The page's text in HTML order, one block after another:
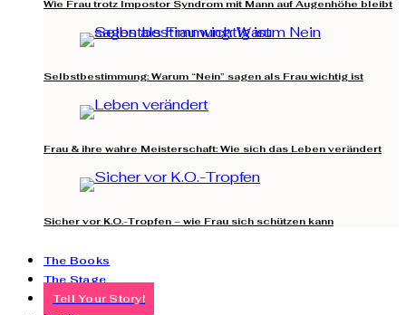
Wie Frau trotz Impostor Syndrom mit Mann auf Augenhöhe bleibt
Selbstbestimmung: Warum “Nein” sagen als Frau wichtig ist
Frau & ihre wahre Meisterschaft: Wie sich das Leben verändert
Sicher vor K.O.-Tropfen – wie Frau sich schützen kann
The Books
The Stage
Tell Your Story!